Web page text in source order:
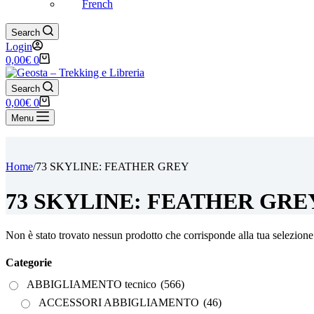
French
Search
Login
Carrello
0,00€ 0
Search
Carrello
0,00€ 0
Menu
Home/73 SKYLINE: FEATHER GREY
73 SKYLINE: FEATHER
Non è stato trovato nessun prodotto che corrisponde alla tua
Categorie
ABBIGLIAMENTO tecnico (566)
ACCESSORI ABBIGLIAMENTO (46)